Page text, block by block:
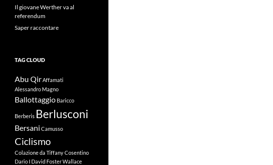
Il giovane Werther va al
referendum
Saper raccontare
TAG CLOUD
Abu QirAffamati
Alessandro Magno
Ballottaggio Baricco
Berberis Berlusconi
Bersani Camusso
Ciclismo
Colazione da TiffanyCosentino
Dario I David Foster Wallace